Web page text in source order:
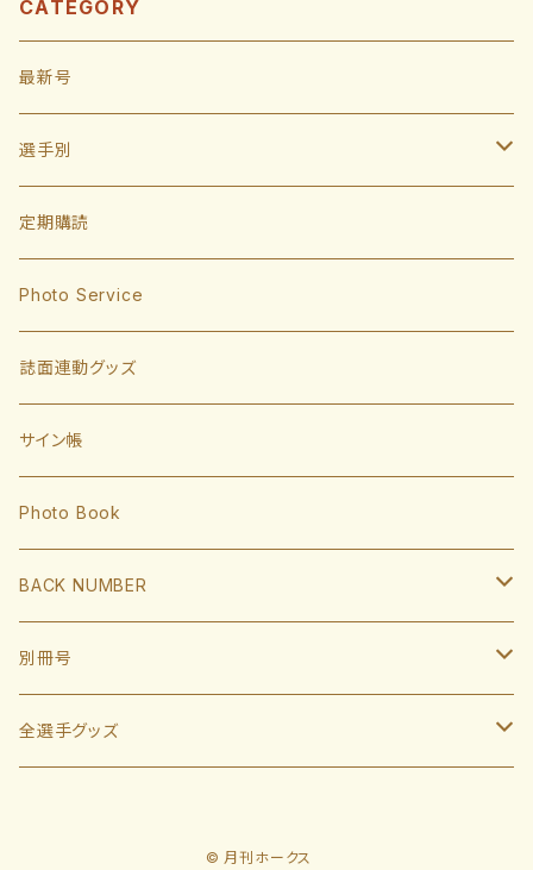
CATEGORY
最新号
選手別
投手
東浜巨
有原航平
前田悠伍
大関友久
捕手
甲斐拓也
海野隆司
大友宗
内野手
川瀬晃
山川穂高
外野手
近藤健介
中村晃
監督・コーチ
小久保裕紀監督
斉藤和巳
定期購読
Photo Service
誌面連動グッズ
サイン帳
Photo Book
BACK NUMBER
2022
2021
別冊号
2019
全選手グッズ
© 月刊ホークス